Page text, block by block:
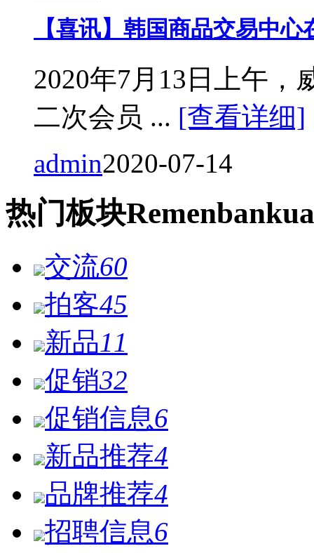
【喜讯】韩国商品交易中
2020年7月13日上午，
二次会员 ... [查看详细]
admin2020-07-14
热门板块Remen
交流60
拍客45
新品11
促销32
促销信息6
新品推荐4
品牌推荐4
招聘信息6